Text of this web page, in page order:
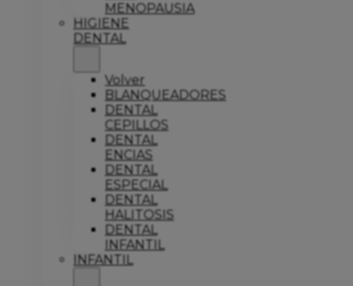
MENOPAUSIA
HIGIENE
DENTAL
Volver
BLANQUEADORES
DENTAL
CEPILLOS
DENTAL
ENCIAS
DENTAL
ESPECIAL
DENTAL
HALITOSIS
DENTAL
INFANTIL
INFANTIL